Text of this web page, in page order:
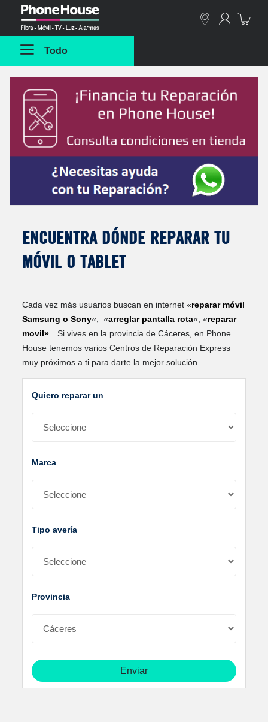
Todo
Encuentra dónde reparar tu
móvil o tablet
Cada vez más usuarios buscan en internet «reparar móvil
Samsung o Sony«, «arreglar pantalla rota«, «reparar
movil» …Si vives en la provincia de Cáceres, en Phone
House tenemos varios Centros de Reparación Express
muy próximos a ti para darte la mejor solución.
Quiero reparar un
Marca
Tipo avería
Provincia